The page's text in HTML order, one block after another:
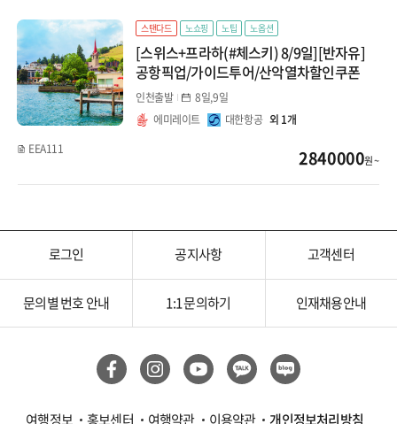
스탠다드 노쇼핑 노팁 노옵션
[스위스+프라하(#체스키) 8/9일][반자유]
공항픽업/가이드투어/산악열차할인쿠폰
인천출발
8일,9일
에미레이트
대한항공 외 1개
EEA111
2840000원 ~
로그인 공지사항 고객센터
문의별 번호 안내 1:1 문의하기 인재채용안내
여행정보 홍보센터 여행약관 이용약관 개인정보처리방침